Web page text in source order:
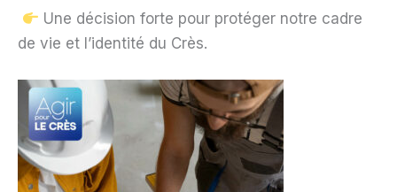
Une décision forte pour protéger notre cadre
de vie et l’identité du Crès.